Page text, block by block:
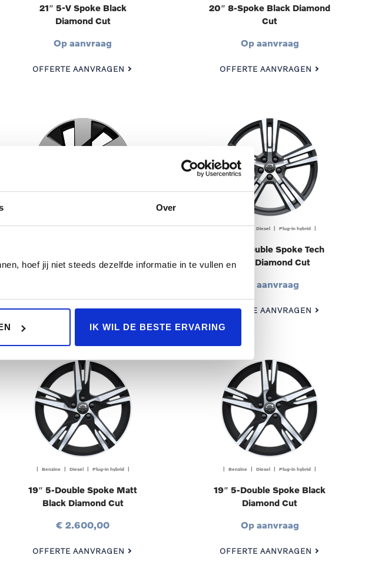
Over
hoef jij niet steeds dezelfde informatie in te vullen en
IK WIL DE BESTE ERVARING
21″ 5-V Spoke Black
Diamond Cut
Op aanvraag
OFFERTE AANVRAGEN
20″ 8-Spoke Black Diamond
Cut
Op aanvraag
OFFERTE AANVRAGEN
Cut
OFFERTE AANVRAGEN
| Benzine | Diesel | Plug-in hybrid |
20″ 5-Double Spoke Tech
Black Diamond Cut
Op aanvraag
OFFERTE AANVRAGEN
| Benzine | Diesel | Plug-in hybrid |
19″ 5-Double Spoke Matt
Black Diamond Cut
€ 2.600,00
OFFERTE AANVRAGEN
| Benzine | Diesel | Plug-in hybrid |
19″ 5-Double Spoke Black
Diamond Cut
Op aanvraag
OFFERTE AANVRAGEN